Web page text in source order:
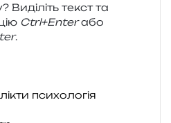
текст та
Ctrl+Enterабо
.
психологія